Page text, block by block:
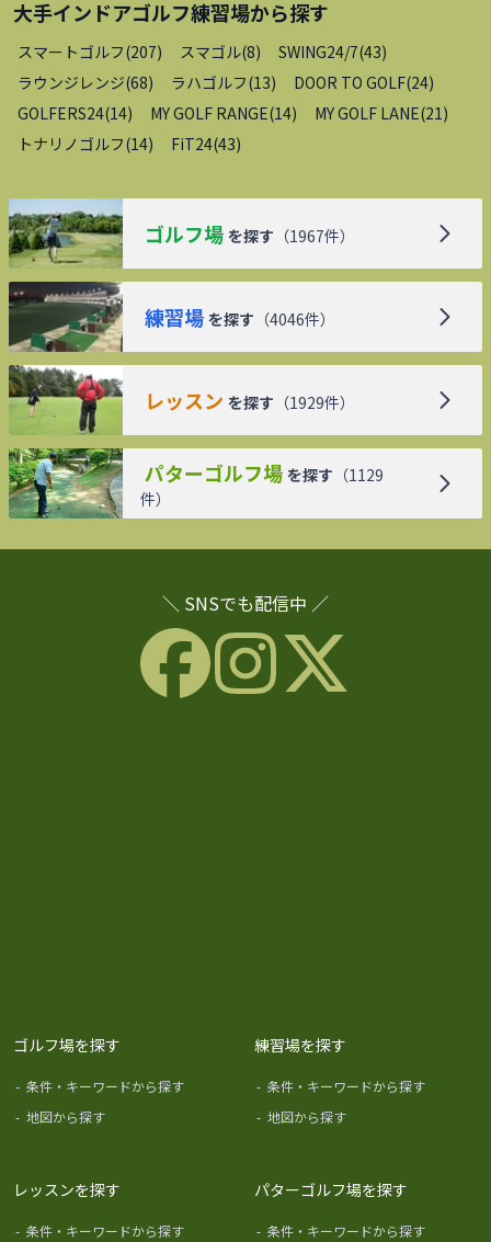
大手インドアゴルフ練習場から探す
スマートゴルフ(207) スマゴル(8) SWING24/7(43)
ラウンジレンジ(68) ラハゴルフ(13) DOOR TO GOLF(24)
GOLFERS24(14) MY GOLF RANGE(14) MY GOLF LANE(21)
トナリノゴルフ(14) FiT24(43)
ゴルフ場 を探す （1967件）
練習場 を探す （4046件）
レッスン を探す （1929件）
パターゴルフ場 を探す （1129
件）
＼ SNSでも配信中 ／
ゴルフ場を探す
- 条件・キーワードから探す
- 地図から探す
練習場を探す
- 条件・キーワードから探す
- 地図から探す
レッスンを探す
- 条件・キーワードから探す
パターゴルフ場を探す
- 条件・キーワードから探す